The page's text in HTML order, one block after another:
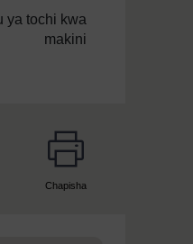
ya tochi kwa
makini
Chapisha